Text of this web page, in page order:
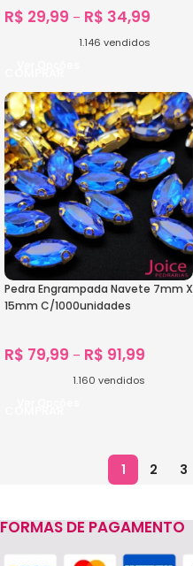
R$ 29,99 – R$ 34,99
1.146 vendidos
Pedra Engrampada Navete 7mm X
15mm C/1000unidades
R$ 79,99 – R$ 91,99
1.160 vendidos
1 2 3
FORMAS DE PAGAMENTO